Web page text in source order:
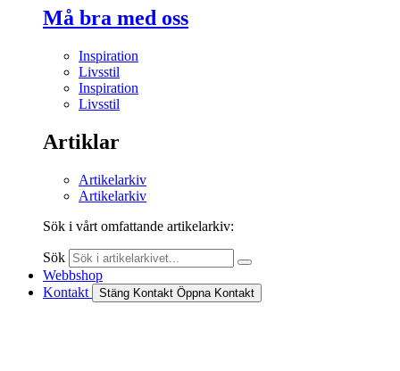
Må bra med oss
Inspiration
Livsstil
Inspiration
Livsstil
Artiklar
Artikelarkiv
Artikelarkiv
Sök i vårt omfattande artikelarkiv:
Sök
Webbshop
Kontakt
Stäng Kontakt Öppna Kontakt